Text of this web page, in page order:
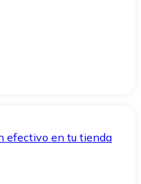
efectivo en tu tienda